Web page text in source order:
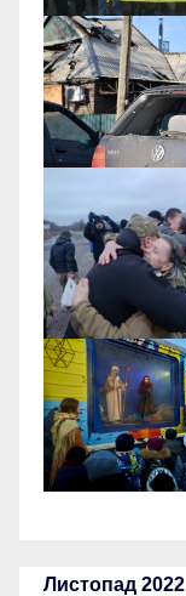
Листопад 2022